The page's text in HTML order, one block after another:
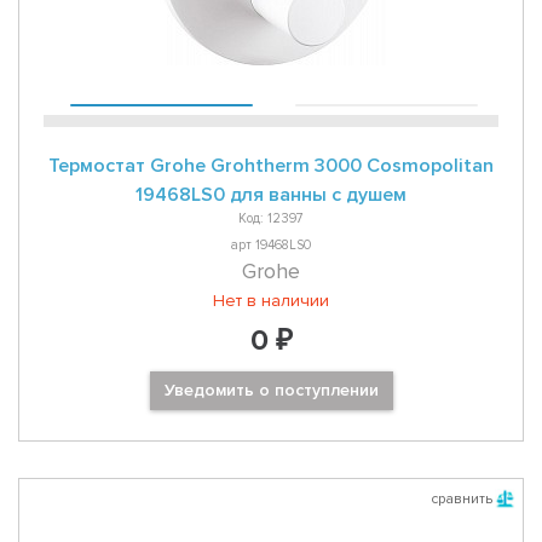
Термостат Grohe Grohtherm 3000 Cosmopolitan
19468LS0 для ванны с душем
Код: 12397
арт 19468LS0
Grohe
Нет в наличии
0 ₽
Уведомить о поступлении
сравнить